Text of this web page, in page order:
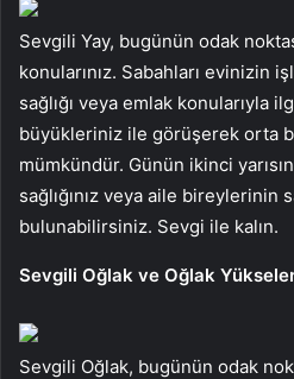
Sevgili Yay, bugünün odak
konularınız. Sabahları evinizin
sağlığı veya emlak konularıyla
büyükleriniz ile görüşerek orta
mümkündür. Günün ikinci
sağlığınız veya aile bireylerinin
bulunabilirsiniz. Sevgi ile kalın.
Sevgili Oğlak ve Oğlak
Sevgili Oğlak, bugünün odak